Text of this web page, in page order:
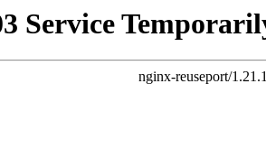
Service
nginx-reuseport/1.21.1